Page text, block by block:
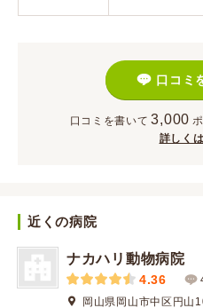
口コミ
口コミを書いて 3,000
詳しく
近くの病院
ナカハリ動物病院
4.36
岡山県岡山市中区円山